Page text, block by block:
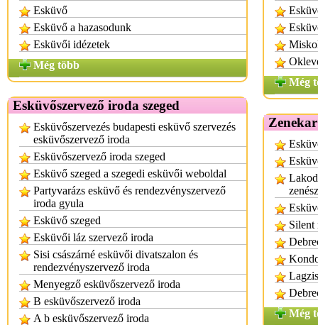
Esküvő
Esküvő a hazasodunk
Esküvői idézetek
Még több
Esküvőszervező iroda szeged
Esküvőszervezés budapesti esküvő szervezés
esküvőszervező iroda
Esküvőszervező iroda szeged
Esküvő szeged a szegedi esküvői weboldal
Partyvarázs esküvő és rendezvényszervező
iroda gyula
Esküvő szeged
Esküvői láz szervező iroda
Sisi császárné esküvői divatszalon és
rendezvényszervező iroda
Menyegző esküvőszervező iroda
B esküvőszervező iroda
A b esküvőszervező iroda
Még
Silent
Még